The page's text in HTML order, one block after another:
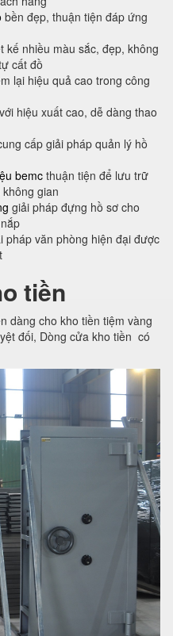
bền đẹp, thuận tiện đáp ứng
kế nhiều màu sắc, đẹp, không
cất đồ
lại hiệu quả cao trong công
hiệu xuất cao, dễ dàng thao
cấp giải pháp quản lý hồ
bemc thuận tiện để lưu trữ
gian
giải pháp đựng hồ sơ cho
pháp văn phòng hiện đại được
tiền
dàng cho kho tiền tiệm vàng
đối, Dòng cửa kho tiền có